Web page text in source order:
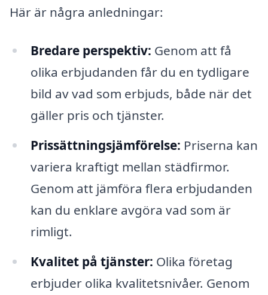
Här är några anledningar:
Bredare perspektiv: Genom att få
olika erbjudanden får du en tydligare
bild av vad som erbjuds, både när det
gäller pris och tjänster.
Prissättningsjämförelse: Priserna kan
variera kraftigt mellan städfirmor.
Genom att jämföra flera erbjudanden
kan du enklare avgöra vad som är
rimligt.
Kvalitet på tjänster: Olika företag
erbjuder olika kvalitetsnivåer. Genom